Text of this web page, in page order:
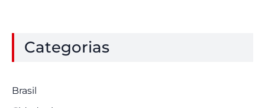
Categorias
Brasil